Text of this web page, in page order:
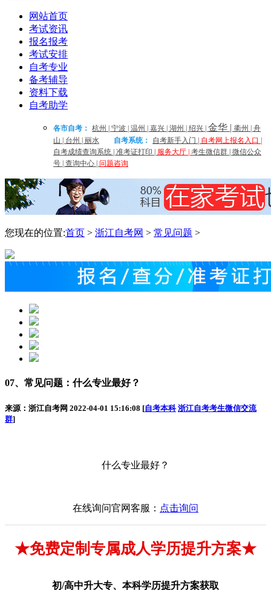
网站首页
考试资讯
报名报考
考试安排
自考专业
备考辅导
资料下载
自考助学
各市自考： 杭州 宁波 温州 嘉兴 湖州 绍兴 金华 | 衢州
舟
山
台州 丽水 自考系统： 自考新手入门 自考网上报名入口
自考成绩查询系统 准考证打印 服务大厅 考生微信群 微信公众
号 查询中心 问题咨询
您现在的位置:首页 > 浙江自考网 > 常见问题 >
07、常见问题：什么专业最好？
来源：浙江自考网 2022-04-01 15:16:08 [自考本科 浙江自考考生微信交流
群]
什么专业最好？
在线询问官网客服： 点击询问
★免费定制专属成人学历提升方案★
初/高中升大专、本科学历提升方案获取